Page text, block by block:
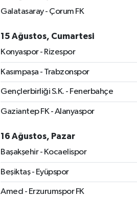
Galatasaray - Çorum FK
15 Ağustos, Cumartesi
Konyaspor - Rizespor
Kasımpaşa - Trabzonspor
Gençlerbirliği S.K. - Fenerbahçe
Gaziantep FK - Alanyaspor
16 Ağustos, Pazar
Başakşehir - Kocaelispor
Beşiktaş - Eyüpspor
Amed - Erzurumspor FK